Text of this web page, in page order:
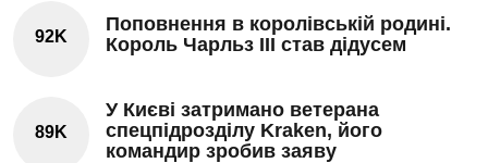
92K
Поповнення в королівській родині.
Король Чарльз III став дідусем
89K
У Києві затримано ветерана
спецпідрозділу Kraken, його
командир зробив заяву